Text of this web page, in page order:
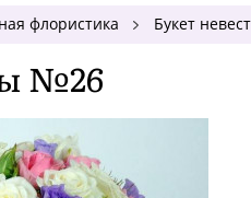
флористика Букет
№26